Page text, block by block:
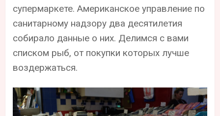
супермаркете. Американское управление по
санитарному надзору два десятилетия
собирало данные о них. Делимся с вами
списком рыб, от покупки которых лучше
воздержаться.